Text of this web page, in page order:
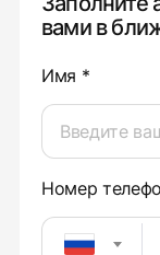
вами в
Имя *
Номер